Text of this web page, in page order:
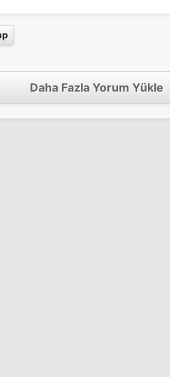
of the Dolls
Daha Fazla Yorum Yükle